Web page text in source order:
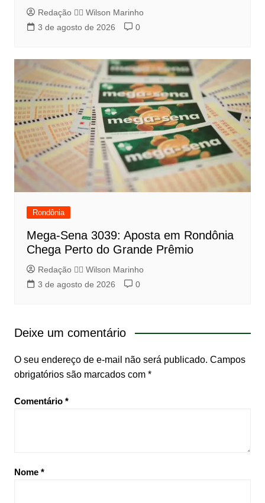
Redação 👨‍⚖️​ Wilson Marinho
3 de agosto de 2026
0
Rondônia
Mega-Sena 3039: Aposta em Rondônia
Chega Perto do Grande Prêmio
Redação 👨‍⚖️​ Wilson Marinho
3 de agosto de 2026
0
Deixe um comentário
O seu endereço de e-mail não será publicado. Campos
obrigatórios são marcados com *
Comentário *
Nome *